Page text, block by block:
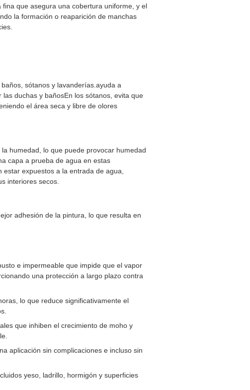
que asegura una cobertura uniforme, y el
la formación o reaparición de manchas
sótanos y lavanderías.ayuda a
duchas y bañosEn los sótanos, evita que
el área seca y libre de olores
humedad, lo que puede provocar humedad
capa a prueba de agua en estas
expuestos a la entrada de agua,
interiores secos.
adhesión de la pintura, lo que resulta en
e impermeable que impide que el vapor
una protección a largo plazo contra
lo que reduce significativamente el
que inhiben el crecimiento de moho y
aplicación sin complicaciones e incluso sin
yeso, ladrillo, hormigón y superficies